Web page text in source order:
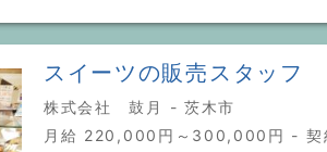
スイーツの販売スタッフ
株式会社 鼓月 - 茨木市
月給 220,000円～300,000円 - 契